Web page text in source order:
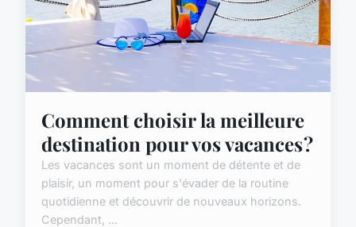
Comment choisir la meilleure
destination pour vos vacances ?
Les vacances sont un moment de détente et de
plaisir, un moment pour s'évader de la routine
quotidienne et découvrir de nouveaux horizons.
Cependant, ...